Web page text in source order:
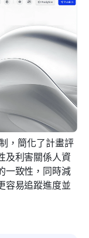
，簡化了計畫評
及利害關係人資
一致性，同時減
容易追蹤進度並